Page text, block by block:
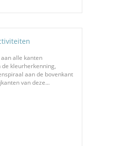
alle kanten
kleurherkenning,
aan de bovenkant
van deze...